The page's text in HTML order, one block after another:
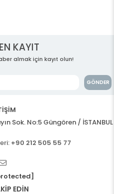
KAYIT
almak için kayıt olun!
GÖNDER
Sok. No:5 Güngören / İSTANBUL
+90 212 505 55 77
EDİN